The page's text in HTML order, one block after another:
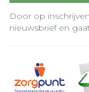
Door op
nieuwsbrief en